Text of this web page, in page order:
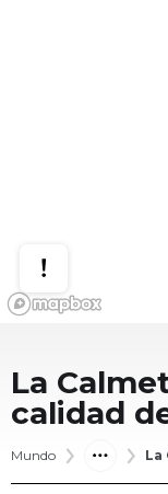
La
calidad
Mundo La